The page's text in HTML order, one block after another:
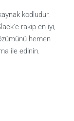
kodludur.
rakip en iyi,
hemen
ile edinin.